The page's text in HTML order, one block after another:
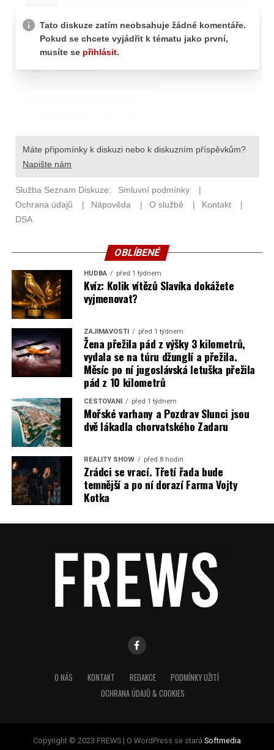
OBLÍBENÉ
HUDBA před 1 týdnem
Kvíz: Kolik vítězů Slavíka dokážete
vyjmenovat?
ZAJÍMAVOSTI před 1 týdnem
Žena přežila pád z výšky 3 kilometrů,
vydala se na túru džunglí a přežila.
Měsíc po ní jugoslávská letuška přežila
pád z 10 kilometrů
CESTOVÁNÍ před 1 týdnem
Mořské varhany a Pozdrav Slunci jsou
dvě lákadla chorvatského Zadaru
REALITY SHOW před 8 hodin
Zrádci se vrací. Třetí řada bude
temnější a po ní dorazí Farma Vojty
Kotka
O NÁS KONTAKT REDAKCE
PODMÍNKY UŽITÍ
OCHRANA ÚDAJŮ & COOKIES
Copyright © 2023 FREWS | O WordPress se stará Softmedia